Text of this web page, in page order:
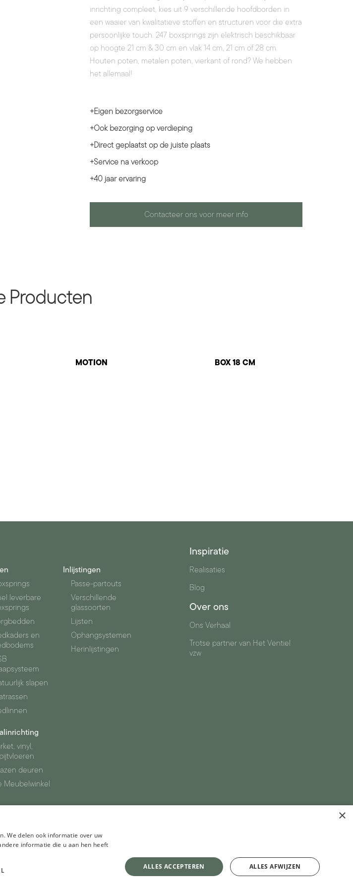
inrichting compleet, kies uit 9 verschillende hoofdborden in
een waaier van kwalitatieve stoffen en structuren voor die extra
persoonlijke touch. 247 boxsprings zijn elektrisch beschikbaar
op hoogte 21 cm & 30 cm en vlak 14 cm, 21 cm of 28 cm.
Houten poten, metalen poten, vierkant of rond? We hebben
het allemaal!
+Eigen bezorgservice
+Ook bezorging op verdieping
+Direct geplaatst op de juiste plaats
+Service na verkoop
+40 jaar ervaring
Contacteer ons voor meer info
Producten
MOTION BOX 18 CM
leverbare
en
slapen
Inlijstingen
Passe-partouts
Verschillende
glassoorten
Lijsten
Ophangsystemen
Herinlijstingen
vinyl,
deuren
Meubelwinkel
Inspiratie
Realisaties
Blog
Over ons
Ons Verhaal
Trotse partner van Het Ventiel
vzw
×
We delen ook informatie over uw
informatie die u aan hen heeft
ALLES ACCEPTEREN ALLES AFWIJZEN